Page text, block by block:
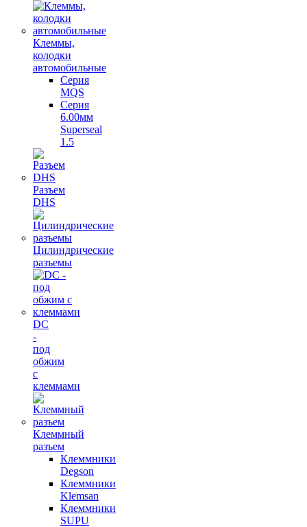
Клеммы,
колодки
автомобильные
Серия
MQS
Серия
6.00мм
Superseal
1.5
Разъем
DHS
Цилиндрические
разъемы
DC
-
под
обжим
с
клеммами
Клеммный
разъем
Клеммники
Degson
Клеммники
Klemsan
Клеммники
SUPU